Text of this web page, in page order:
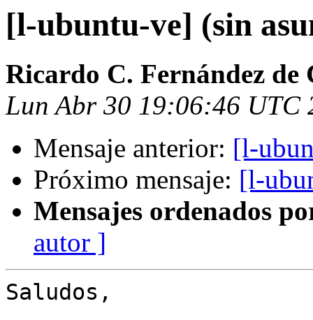
[l-ubuntu-ve] (sin
Ricardo C. Fernández de
Lun Abr 30 19:06:46 UTC
Mensaje anterior: [l-
Próximo mensaje: [l-
Mensajes ordenados
autor ]
Saludos,